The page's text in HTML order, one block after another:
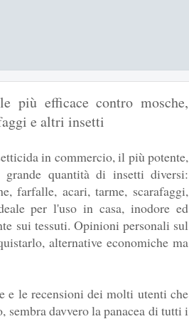
più efficace contro mosche,
e altri insetti
in commercio, il più potente,
quantità di insetti diversi:
farfalle, acari, tarme, scarafaggi,
per l'uso in casa, inodore ed
sui tessuti. Opinioni personali sul
alternative economiche ma
e le recensioni dei molti utenti che
sembra davvero la panacea di tutti i